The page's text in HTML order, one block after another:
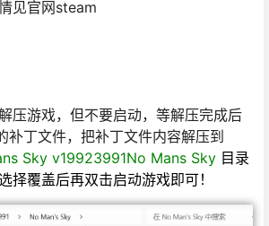
见官网steam
压游戏，但不要启动，等解压完成后
补丁文件，把补丁文件内容解压到
Sky v19923991No Mans Sky 目录
择覆盖后再双击启动游戏即可！